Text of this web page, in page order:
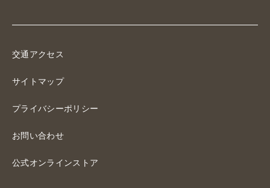
交通アクセス
サイトマップ
プライバシーポリシー
お問い合わせ
公式オンラインストア